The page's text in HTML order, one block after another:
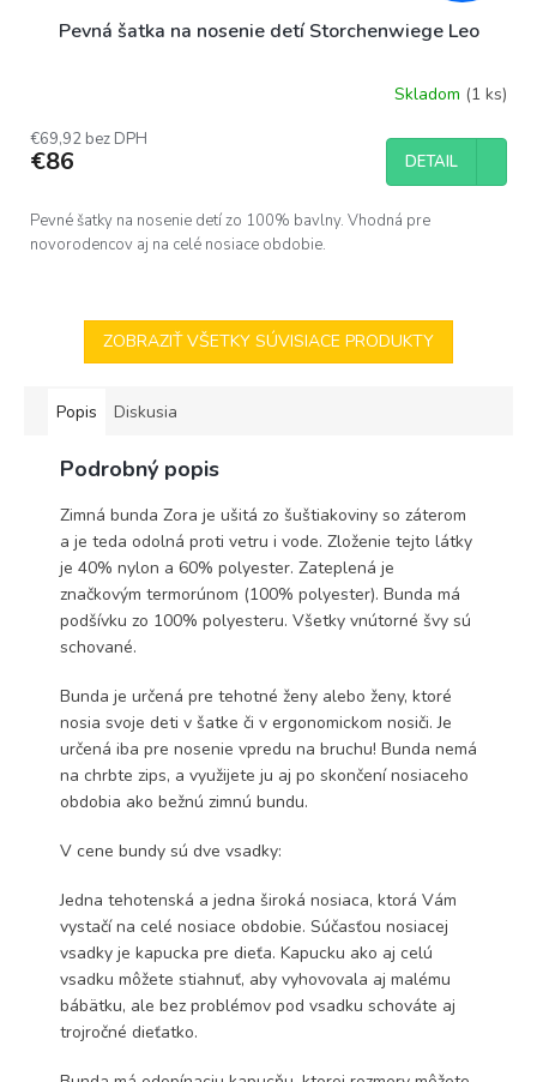
Pevná šatka na nosenie detí Storchenwiege Leo
produktu
je
z
hviezdičiek.
Skladom (1 ks)
€69,92 bez DPH
€86 DETAIL
Pevné šatky na nosenie detí zo 100% bavlny. Vhodná pre
novorodencov aj na celé nosiace obdobie.
ZOBRAZIŤ VŠETKY SÚVISIACE PRODUKTY
Popis Diskusia
Podrobný popis
Zimná bunda Zora je ušitá zo šuštiakoviny so záterom
a je teda odolná proti vetru i vode. Zloženie tejto látky
je 40% nylon a 60% polyester. Zateplená je
značkovým termorúnom (100% polyester). Bunda má
podšívku zo 100% polyesteru. Všetky vnútorné švy sú
schované.
Bunda je určená pre tehotné ženy alebo ženy, ktoré
nosia svoje deti v šatke či v ergonomickom nosiči. Je
určená iba pre nosenie vpredu na bruchu! Bunda nemá
na chrbte zips, a využijete ju aj po skončení nosiaceho
obdobia ako bežnú zimnú bundu.
V cene bundy sú dve vsadky:
Jedna tehotenská a jedna široká nosiaca, ktorá Vám
vystačí na celé nosiace obdobie. Súčasťou nosiacej
vsadky je kapucka pre dieťa. Kapucku ako aj celú
vsadku môžete stiahnuť, aby vyhovovala aj malému
bábätku, ale bez problémov pod vsadku schováte aj
trojročné dieťatko.